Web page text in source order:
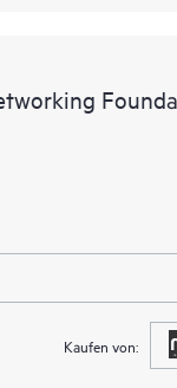
Kaufen von: